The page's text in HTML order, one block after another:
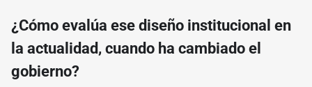
¿Cómo evalúa ese diseño institucional en
la actualidad, cuando ha cambiado el
gobierno?